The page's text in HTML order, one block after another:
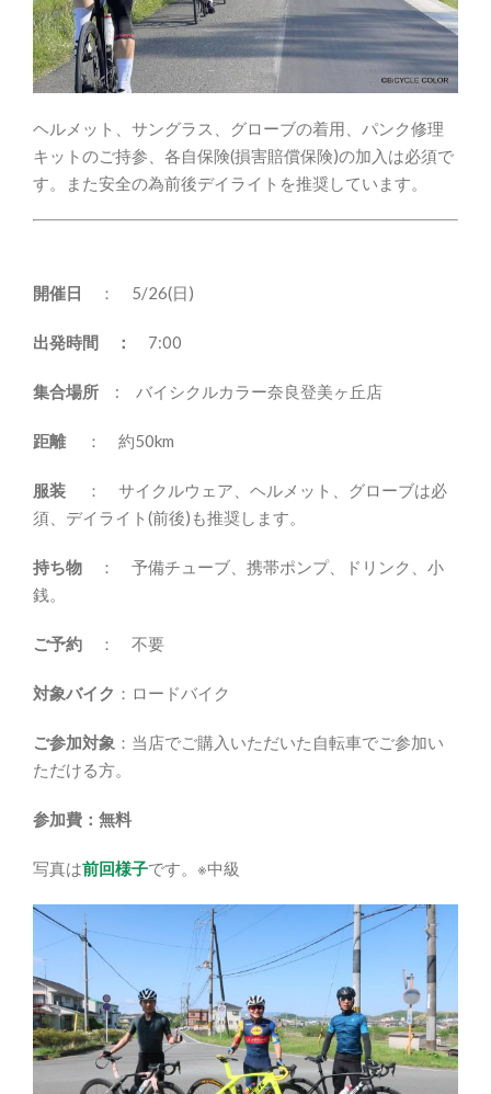
ヘルメット、サングラス、グローブの着用、パンク修理
キットのご持参、各自保険(損害賠償保険)の加入は必須で
す。また安全の為前後デイライトを推奨しています。
開催日 ： 5/26(日)
出発時間 ： 7:00
集合場所 : バイシクルカラー奈良登美ヶ丘店
距離 ： 約50km
服装 ： サイクルウェア、ヘルメット、グローブは必
須、デイライト(前後)も推奨します。
持ち物
： 予備チューブ、携帯ポンプ、ドリンク、小
銭。
ご予約 ： 不要
対象バイク ：ロードバイク
ご参加対象 ：当店でご購入いただいた自転車でご参加い
ただける方。
参加費：無料
写真は前回様子です。※中級